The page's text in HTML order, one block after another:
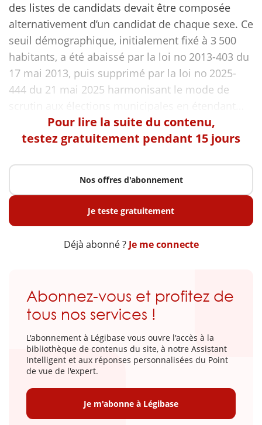
des listes de candidats devait être composée
alternativement d’un candidat de chaque sexe. Ce
seuil démographique, initialement fixé à 3 500
habitants, a été abaissé par la loi no 2013-403 du
17 mai 2013, puis supprimé par la loi no 2025-
444 du 21 mai 2025 harmonisant le mode de
Pour lire la suite du contenu,
testez gratuitement pendant 15 jours
Nos offres d'abonnement
Je teste gratuitement
Déjà abonné ? Je me connecte
Abonnez-vous et profitez de
tous nos services !
L'abonnement à Légibase vous ouvre l'accès à la
bibliothèque de contenus du site, à notre Assistant
Intelligent et aux réponses personnalisées du Point
de vue de l'expert.
Je m'abonne à Légibase